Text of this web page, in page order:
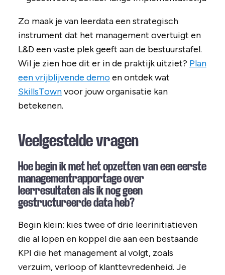
Zo maak je van leerdata een strategisch
instrument dat het management overtuigt en
L&D een vaste plek geeft aan de bestuurstafel.
Wil je zien hoe dit er in de praktijk uitziet? Plan
een vrijblijvende demoen ontdek wat
SkillsTownvoor jouw organisatie kan
betekenen.
Veelgestelde vragen
Hoe begin ik met het opzetten van een eerste
managementrapportage over
leerresultaten als ik nog geen
gestructureerde data heb?
Begin klein: kies twee of drie leerinitiatieven
die al lopen en koppel die aan een bestaande
KPI die het management al volgt, zoals
verzuim, verloop of klanttevredenheid. Je